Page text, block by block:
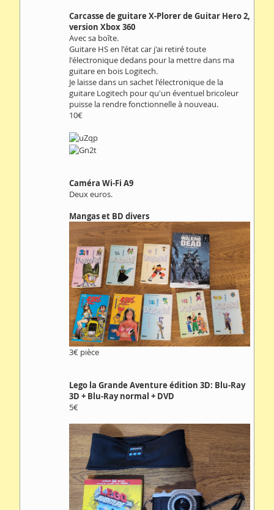
Carcasse de guitare X-Plorer de Guitar Hero 2,
version Xbox 360
Avec sa boîte.
Guitare HS en l'état car j'ai retiré toute
l'électronique dedans pour la mettre dans ma
guitare en bois Logitech.
Je laisse dans un sachet l'électronique de la
guitare Logitech pour qu'un éventuel bricoleur
puisse la rendre fonctionnelle à nouveau.
10€
Caméra Wi-Fi A9
Deux euros.
Mangas et BD divers
3€ pièce
Lego la Grande Aventure édition 3D: Blu-Ray
3D + Blu-Ray normal + DVD
5€